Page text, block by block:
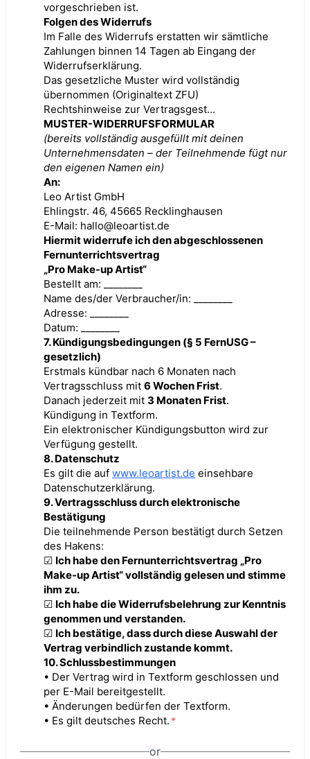
vorgeschrieben ist.
Folgen des Widerrufs
Im Falle des Widerrufs erstatten wir sämtliche
Zahlungen binnen 14 Tagen ab Eingang der
Widerrufserklärung.
Das gesetzliche Muster wird vollständig
übernommen (Originaltext ZFU)
Rechtshinweise zur Vertragsgest…
MUSTER-WIDERRUFSFORMULAR
(bereits vollständig ausgefüllt mit deinen
Unternehmensdaten – der Teilnehmende fügt nur
den eigenen Namen ein)
An:
Leo Artist GmbH
Ehlingstr. 46, 45665 Recklinghausen
E-Mail: hallo@leoartist.de
Hiermit widerrufe ich den abgeschlossenen
Fernunterrichtsvertrag
„Pro Make-up Artist“
Bestellt am: ________
Name des/der Verbraucher/in: ________
Adresse: ________
Datum: ________
7. Kündigungsbedingungen (§ 5 FernUSG –
gesetzlich)
Erstmals kündbar nach 6 Monaten nach
Vertragsschluss mit 6 Wochen Frist.
Danach jederzeit mit 3 Monaten Frist.
Kündigung in Textform.
Ein elektronischer Kündigungsbutton wird zur
Verfügung gestellt.
8. Datenschutz
Es gilt die auf www.leoartist.de einsehbare
Datenschutzerklärung.
9. Vertragsschluss durch elektronische
Bestätigung
Die teilnehmende Person bestätigt durch Setzen
des Hakens:
☑ Ich habe den Fernunterrichtsvertrag „Pro
Make-up Artist“ vollständig gelesen und stimme
ihm zu.
☑ Ich habe die Widerrufsbelehrung zur Kenntnis
genommen und verstanden.
☑ Ich bestätige, dass durch diese Auswahl der
Vertrag verbindlich zustande kommt.
10. Schlussbestimmungen
• Der Vertrag wird in Textform geschlossen und
per E-Mail bereitgestellt.
• Änderungen bedürfen der Textform.
• Es gilt deutsches Recht. *
or